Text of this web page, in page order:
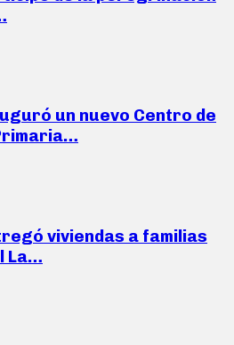
un nuevo Centro de
viviendas a familias
La…